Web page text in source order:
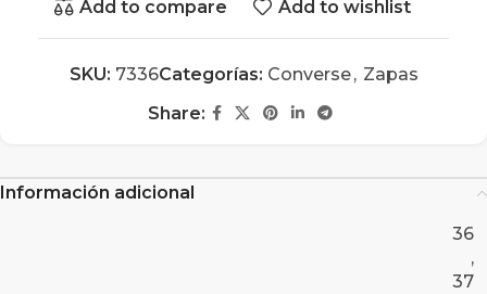
Add to compare Add to wishlist
SKU: 7336Categorías: Converse, Zapas
Share:
Información adicional
36
,
37